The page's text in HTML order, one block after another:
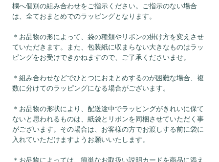
欄へ個別の組み合わせをご指示ください。ご指示のない場合
は、全ておまとめでのラッピングとなります。
＊お品物の形によって、袋の種類やリボンの掛け方を変えさせ
ていただきます。また、包装紙に収まらない大きなものはラッ
ピングをお受けできかねますので、ご了承くださいませ。
＊組み合わせなどでひとつにおまとめするのが困難な場合、複
数に分けてのラッピングになる場合がございます。
＊お品物の形状により、配送途中でラッピングがきれいに保て
ないと思われるものは、紙袋とリボンを同梱させていただく事
がございます。その場合は、お客様の方でお渡しする前に袋に
入れていただけますようお願いいたします。
＊お品物によっては、簡単なお取扱い説明カードを商品に添え